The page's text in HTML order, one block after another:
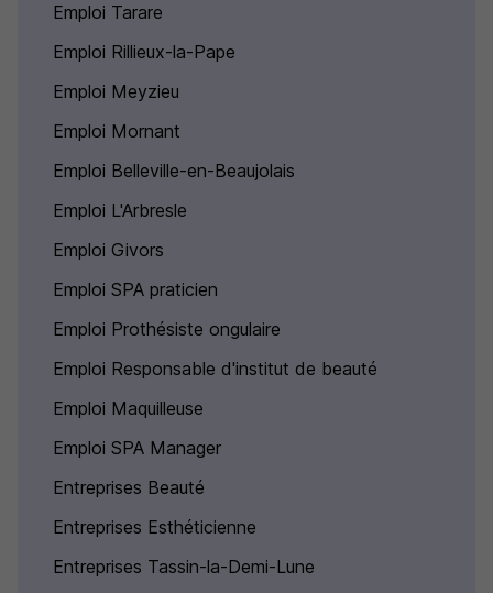
Emploi Tarare
Emploi Rillieux-la-Pape
Emploi Meyzieu
Emploi Mornant
Emploi Belleville-en-Beaujolais
Emploi L'Arbresle
Emploi Givors
Emploi SPA praticien
Emploi Prothésiste ongulaire
Emploi Responsable d'institut de beauté
Emploi Maquilleuse
Emploi SPA Manager
Entreprises Beauté
Entreprises Esthéticienne
Entreprises Tassin-la-Demi-Lune